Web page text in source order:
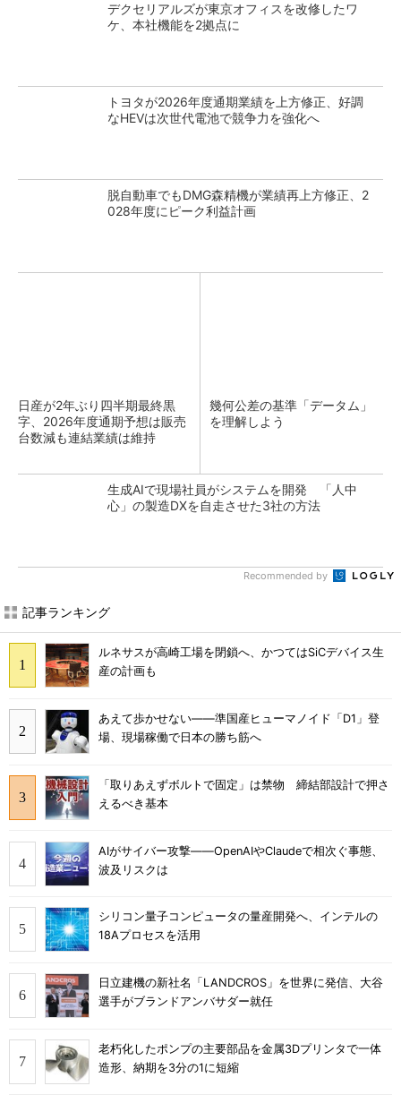
デクセリアルズが東京オフィスを改修したワ
ケ、本社機能を2拠点に
トヨタが2026年度通期業績を上方修正、好調
なHEVは次世代電池で競争力を強化へ
脱自動車でもDMG森精機が業績再上方修正、2
028年度にピーク利益計画
日産が2年ぶり四半期最終黒
字、2026年度通期予想は販売
台数減も連結業績は維持
幾何公差の基準「データム」
を理解しよう
生成AIで現場社員がシステムを開発 「人中
心」の製造DXを自走させた3社の方法
Recommended by
記事ランキング
ルネサスが高崎工場を閉鎖へ、かつてはSiCデバイス生
産の計画も
あえて歩かせない――準国産ヒューマノイド「D1」登
場、現場稼働で日本の勝ち筋へ
「取りあえずボルトで固定」は禁物 締結部設計で押さ
えるべき基本
AIがサイバー攻撃――OpenAIやClaudeで相次ぐ事態、
波及リスクは
シリコン量子コンピュータの量産開発へ、インテルの
18Aプロセスを活用
日立建機の新社名「LANDCROS」を世界に発信、大谷
選手がブランドアンバサダー就任
老朽化したポンプの主要部品を金属3Dプリンタで一体
造形、納期を3分の1に短縮